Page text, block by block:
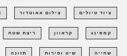
ציוד טיולים צילום אאוטדור
קמפינג קראוון ריצת שטח
שחייה שיט וסירות תזונה